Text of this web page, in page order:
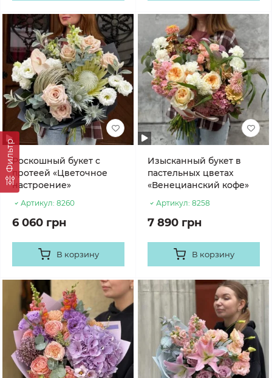
ФильтрРоскошный букет с
протеей «Цветочное
настроение»
Артикул: 8260
6 060 грн
В корзину
Изысканный букет в
пастельных цветах
«Венецианский кофе»
Артикул: 8258
7 890 грн
В корзину